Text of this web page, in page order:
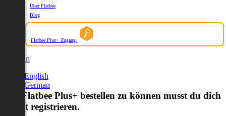
Über Flatbee
Blog
Flatbee Plus+ Zugang
German
English
German
Um Flatbee Plus+ bestellen zu können musst du dich
zuerst registrieren.